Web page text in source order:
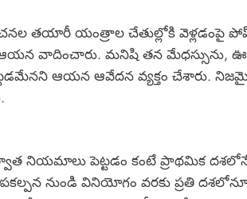
తయారీ యంత్రాల చేతుల్లోకి వెళ్లడంపై
ఆయన వాదించారు. మనిషి తన మేధస్సును,
ఆయన ఆవేదన వ్యక్తం చేశారు.
నియమాలు పెట్టడం కంటే ప్రాథమిక
నుండి వినియోగం వరకు ప్రతి